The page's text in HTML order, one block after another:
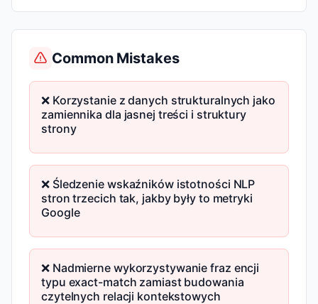
Common Mistakes
❌ Korzystanie z danych strukturalnych jako
zamiennika dla jasnej treści i struktury
strony
❌ Śledzenie wskaźników istotności NLP
stron trzecich tak, jakby były to metryki
Google
❌ Nadmierne wykorzystywanie fraz encji
typu exact-match zamiast budowania
czytelnych relacji kontekstowych